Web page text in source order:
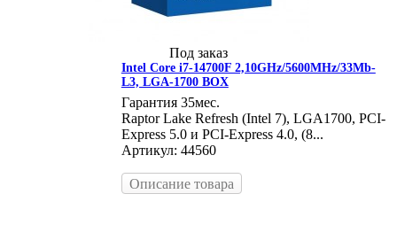
Под заказ
Intel Core i7-14700F 2,10GHz/5600MHz/33Mb-
L3, LGA-1700 BOX
Гарантия 35мес.
Raptor Lake Refresh (Intel 7), LGA1700, PCI-
Express 5.0 и PCI-Express 4.0, (8...
Артикул: 44560
Описание товара